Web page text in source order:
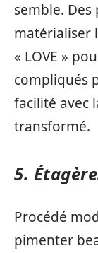
semble.
matérialiser
« LOVE »
compliqués
facilité avec
transformé.
5.
Procédé
pimenter